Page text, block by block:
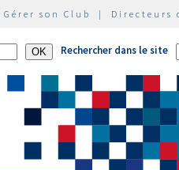
Gérer son Club | Directeurs
Rechercher dans le site